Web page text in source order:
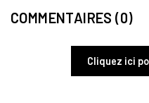
COMMENTAIRES (0)
Cliquez ici